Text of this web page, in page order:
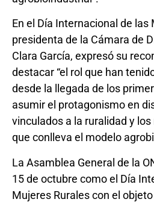
En el Día Internacional de las
presidenta de la Cámara de
Clara García, expresó su
destacar “el rol que han
desde la llegada de los
asumir el protagonismo en
vinculados a la ruralidad y
que conlleva el modelo
La Asamblea General de la
15 de octubre como el Día
Mujeres Rurales con el